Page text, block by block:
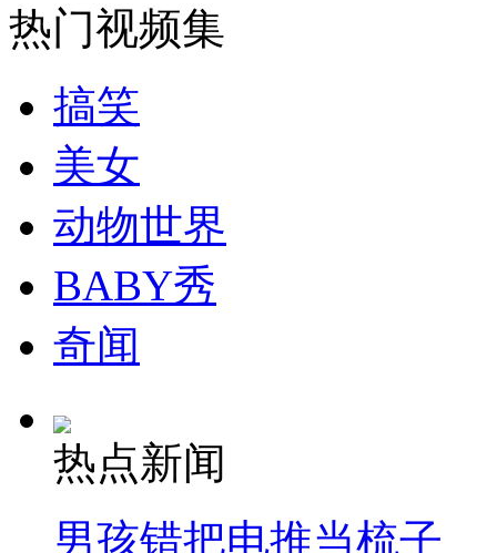
纽约上演“枕头大战”
司机酒驾遇交警 急速倒车逃窜
热门视频集
搞笑
美女
动物世界
BABY秀
奇闻
热点新闻
男孩错把电推当梳子